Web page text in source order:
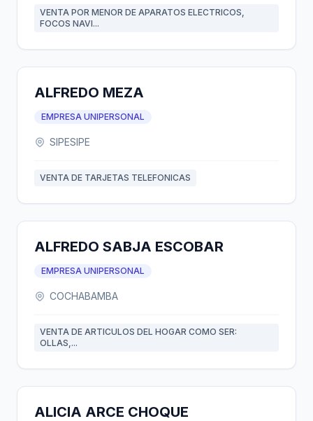
VENTA POR MENOR DE APARATOS ELECTRICOS,
FOCOS NAVI...
ALFREDO MEZA
EMPRESA UNIPERSONAL
SIPESIPE
VENTA DE TARJETAS TELEFONICAS
ALFREDO SABJA ESCOBAR
EMPRESA UNIPERSONAL
COCHABAMBA
VENTA DE ARTICULOS DEL HOGAR COMO SER:
OLLAS,...
ALICIA ARCE CHOQUE